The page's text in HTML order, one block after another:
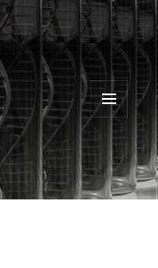
MENU
WIDGETY